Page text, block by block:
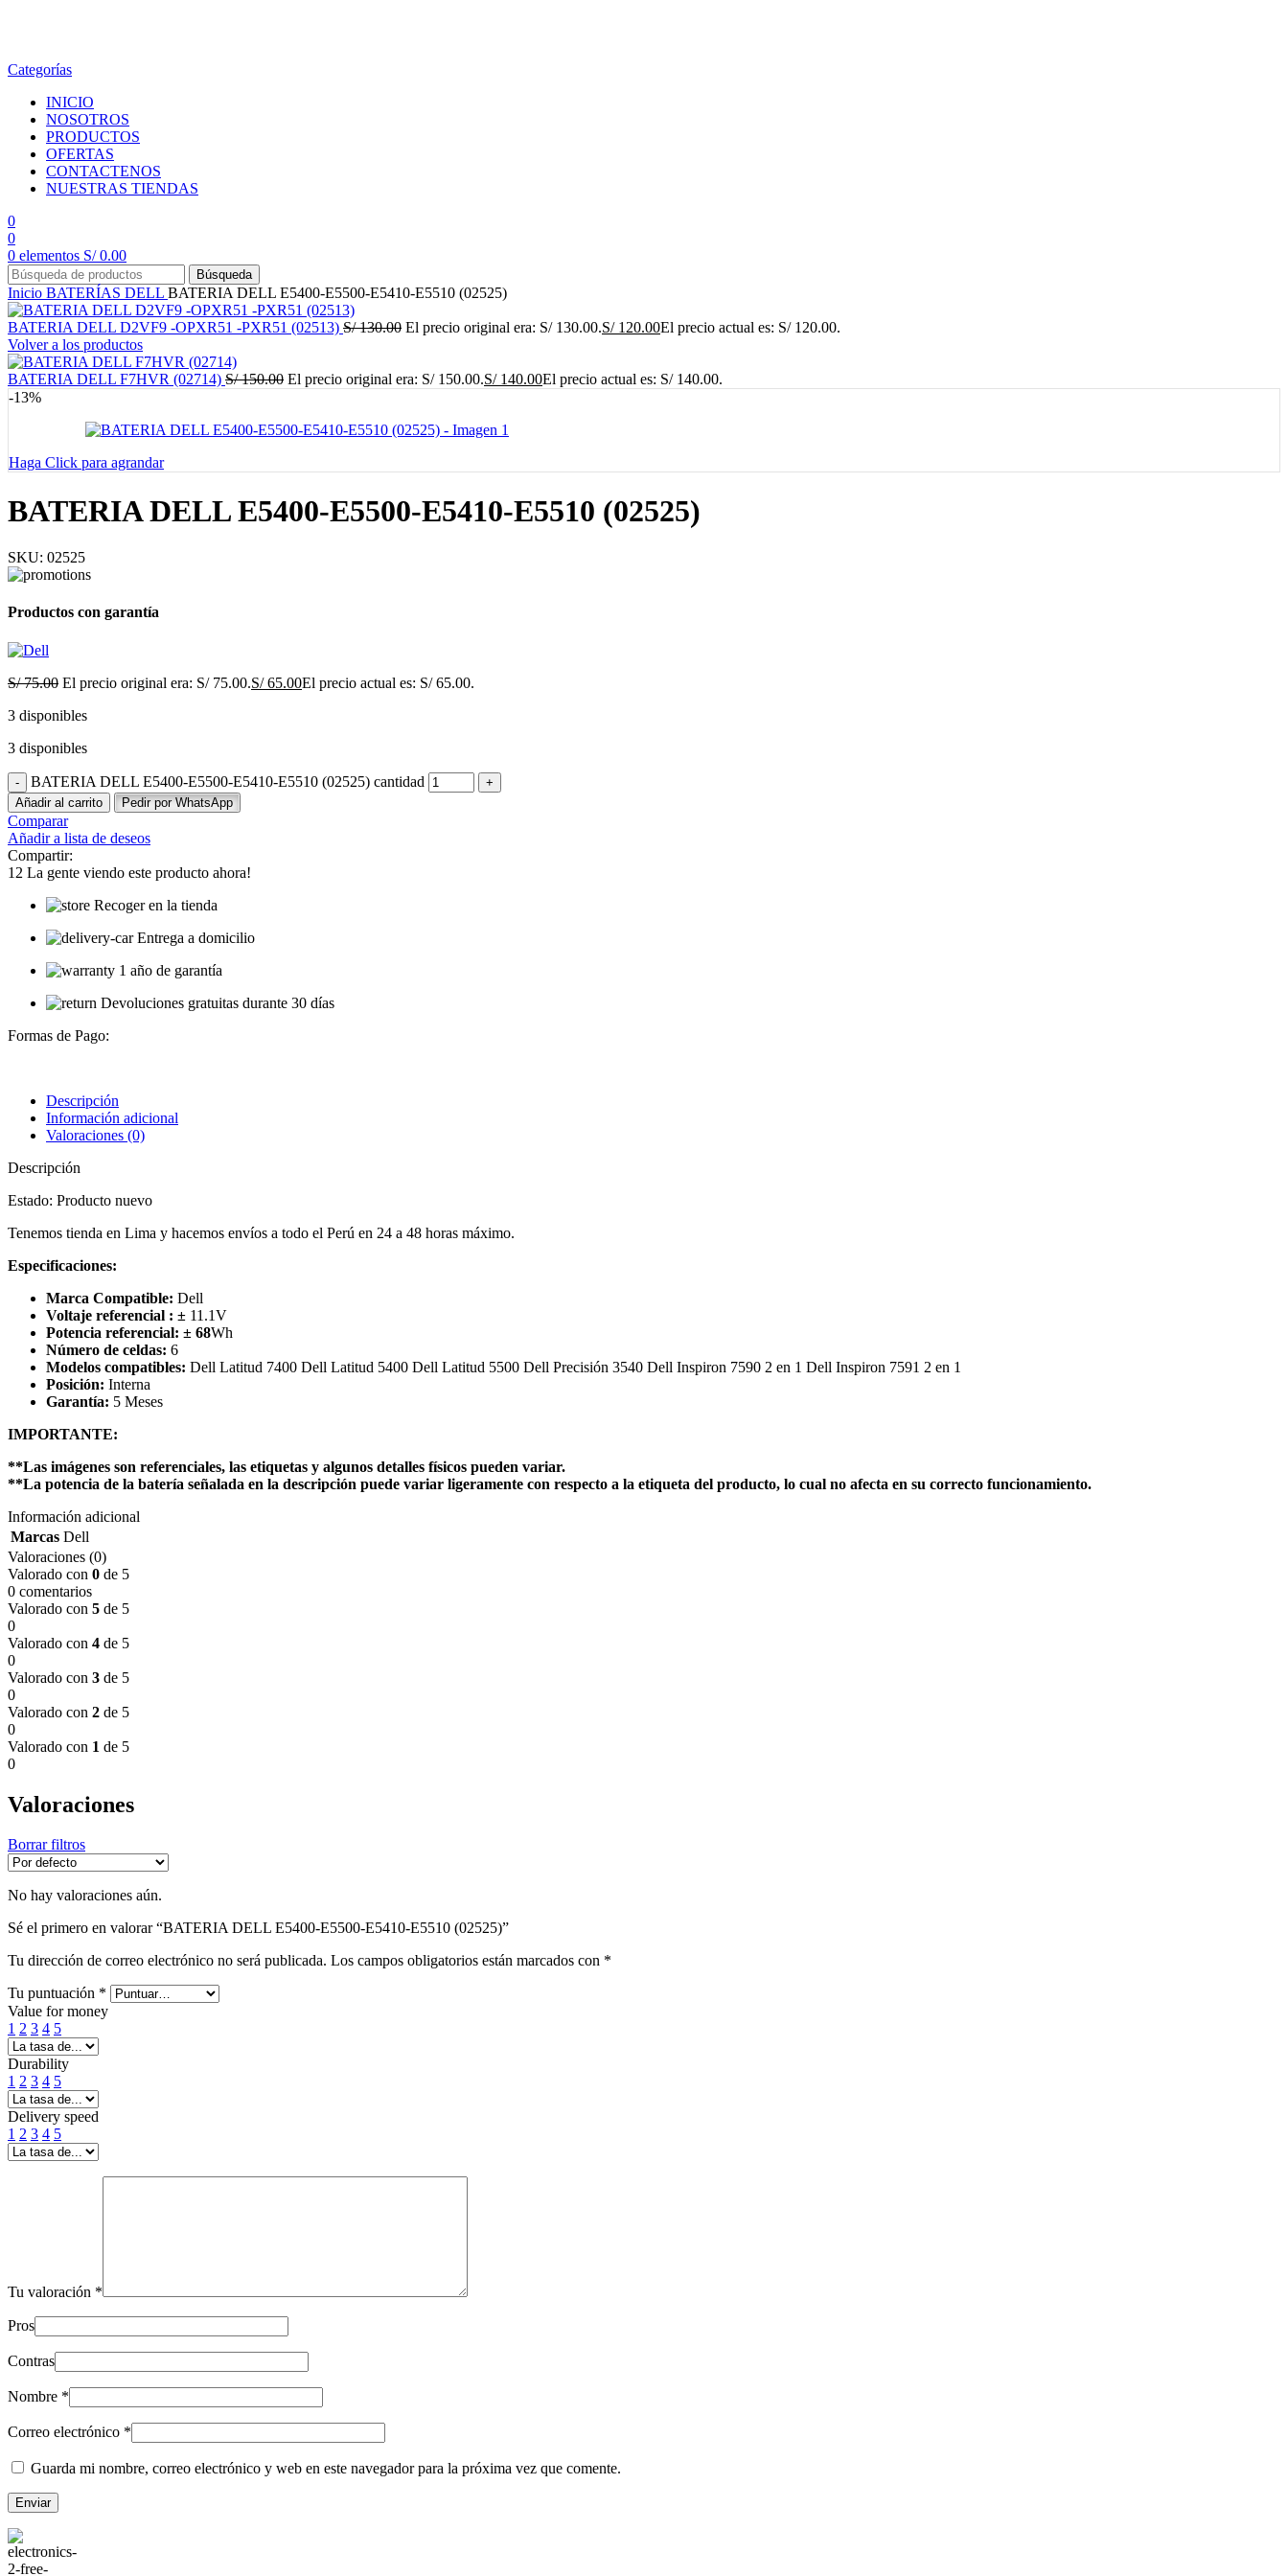
Categorías
INICIO
NOSOTROS
PRODUCTOS
OFERTAS
CONTACTENOS
NUESTRAS TIENDAS
0
0
0 elementos S/0.00
Búsqueda
Inicio BATERÍAS DELL BATERIA DELL E5400-E5500-E5410-E5510 (02525)
BATERIA DELL D2VF9 -OPXR51 -PXR51 (02513) S/130.00 El precio original era: S/ 130.00.S/120.00El precio actual es: S/ 120.00.
Volver a los productos
BATERIA DELL F7HVR (02714) S/150.00 El precio original era: S/ 150.00.S/140.00El precio actual es: S/ 140.00.
-13%
Haga Click para agrandar
BATERIA DELL E5400-E5500-E5410-E5510 (02525)
SKU: 02525
Productos con garantía
S/75.00 El precio original era: S/ 75.00.S/65.00El precio actual es: S/ 65.00.
3 disponibles
3 disponibles
BATERIA DELL E5400-E5500-E5410-E5510 (02525) cantidad
Añadir al carrito Pedir por WhatsApp
Comparar
Añadir a lista de deseos
Compartir:
12 La gente viendo este producto ahora!
Recoger en la tienda
Entrega a domicilio
1 año de garantía
Devoluciones gratuitas durante 30 días
Formas de Pago:
Descripción
Información adicional
Valoraciones (0)
Descripción
Estado: Producto nuevo
Tenemos tienda en Lima y hacemos envíos a todo el Perú en 24 a 48 horas máximo.
Especificaciones:
Marca Compatible: Dell
Voltaje referencial : ± 11.1V
Potencia referencial: ± 68Wh
Número de celdas: 6
Modelos compatibles: Dell Latitud 7400 Dell Latitud 5400 Dell Latitud 5500 Dell Precisión 3540 Dell Inspiron 7590 2 en 1 Dell Inspiron 7591 2 en 1
Posición: Interna
Garantía: 5 Meses
IMPORTANTE:
**Las imágenes son referenciales, las etiquetas y algunos detalles físicos pueden variar.
**La potencia de la batería señalada en la descripción puede variar ligeramente con respecto a la etiqueta del producto, lo cual no afecta en su correcto funcionamiento.
Información adicional
Marcas Dell
Valoraciones (0)
Valorado con 0 de 5
0 comentarios
Valorado con 5 de 5
0
Valorado con 4 de 5
0
Valorado con 3 de 5
0
Valorado con 2 de 5
0
Valorado con 1 de 5
0
Valoraciones
Borrar filtros
No hay valoraciones aún.
Sé el primero en valorar “BATERIA DELL E5400-E5500-E5410-E5510 (02525)”
Tu dirección de correo electrónico no será publicada. Los campos obligatorios están marcados con *
Tu puntuación *
Value for money
1 2 3 4 5
Durability
1 2 3 4 5
Delivery speed
1 2 3 4 5
Tu valoración *
Pros
Contras
Nombre *
Correo electrónico *
Guarda mi nombre, correo electrónico y web en este navegador para la próxima vez que comente.